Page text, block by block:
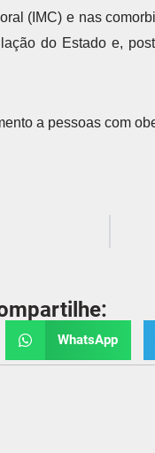
(IMC) e nas
do Estado e,
a pessoas com
WhatsApp